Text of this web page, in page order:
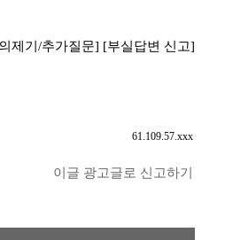
제기/추가질문] [부실답변 신고]
61.109.57.xxx
이글 광고글로 신고하기